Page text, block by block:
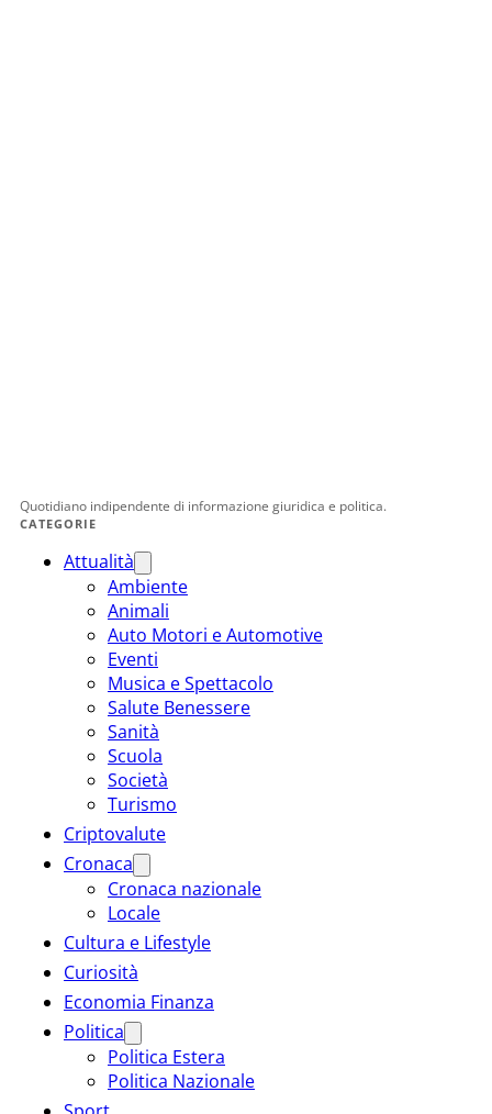
Quotidiano indipendente di informazione giuridica e politica.
CATEGORIE
Attualità
Ambiente
Animali
Auto Motori e Automotive
Eventi
Musica e Spettacolo
Salute Benessere
Sanità
Scuola
Società
Turismo
Criptovalute
Cronaca
Cronaca nazionale
Locale
Cultura e Lifestyle
Curiosità
Economia Finanza
Politica
Politica Estera
Politica Nazionale